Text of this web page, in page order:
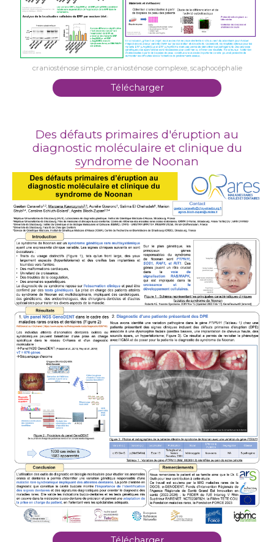
craniosténose simple, craniosténose complexe, scaphocéphalie
Télécharger
Des défauts primaires d'éruption au
diagnostic moléculaire et clinique du
syndrome de Noonan